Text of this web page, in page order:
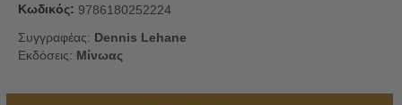
Κωδικός: 9786180252224
Συγγραφέας: Dennis Lehane
Εκδόσεις: Μίνωας